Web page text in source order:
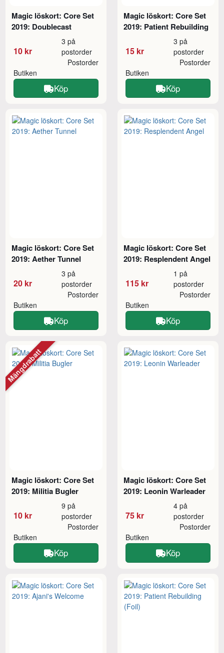
Magic löskort: Core Set
2019: Doublecast
10 kr
3 på
postorder
Butiken
Postorder
Köp
Magic löskort: Core Set
2019: Patient Rebuilding
15 kr
3 på
postorder
Butiken
Postorder
Köp
Magic löskort: Core Set
2019: Aether Tunnel
20 kr
3 på
postorder
Butiken
Postorder
Köp
Magic löskort: Core Set
2019: Resplendent Angel
115 kr
1 på
postorder
Butiken
Postorder
Köp
Magic löskort: Core Set
2019: Militia Bugler
10 kr
9 på
postorder
Butiken
Postorder
Köp
Mängdrabatt
Magic löskort: Core Set
2019: Leonin Warleader
75 kr
4 på
postorder
Butiken
Postorder
Köp